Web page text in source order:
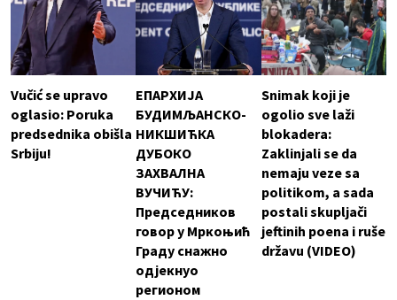
Vučić se upravo
oglasio: Poruka
predsednika obišla
Srbiju!
ЕПАРХИЈА
БУДИМЉАНСКО-
НИКШИЋКА
ДУБОКО
ЗАХВАЛНА
ВУЧИЋУ:
Председников
говор у Мркоњић
Граду снажно
одјекнуо
регионом
Snimak koji je
ogolio sve laži
blokadera:
Zaklinjali se da
nemaju veze sa
politikom, a sada
postali skupljači
jeftinih poena i ruše
državu (VIDEO)